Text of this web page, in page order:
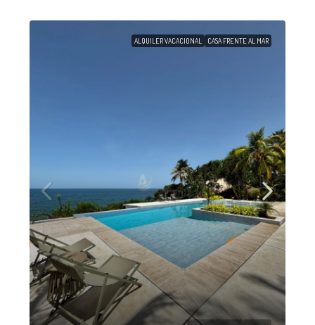
ALQUILER VACACIONAL CASA FRENTE AL MAR